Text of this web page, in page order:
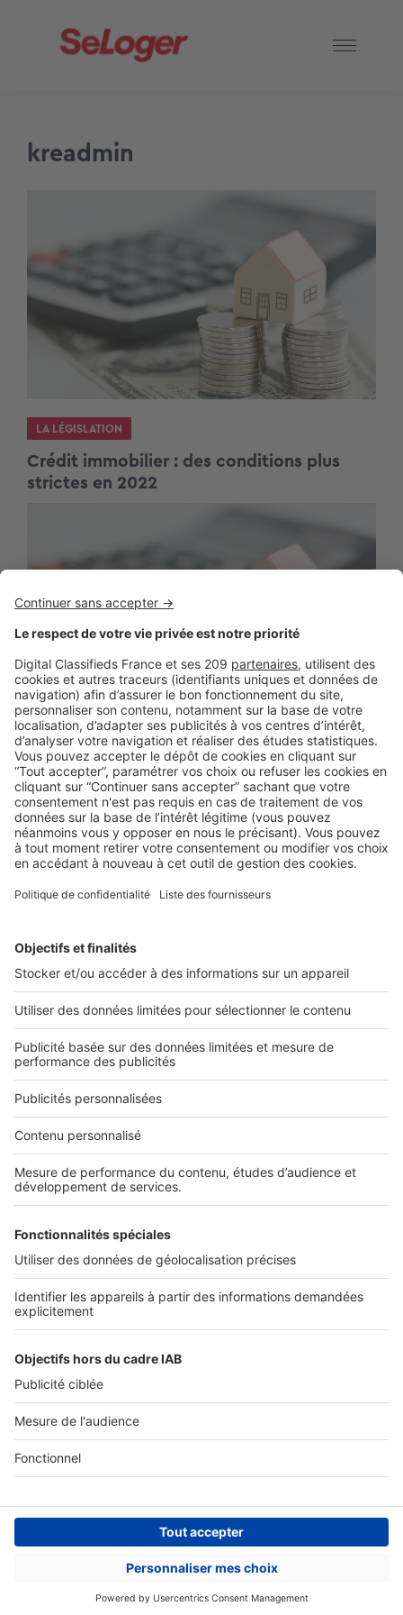
kreadmin
LA LÉGISLATION
Crédit immobilier : des conditions plus
strictes en 2022
LE TEST
Crédit immobilier : les banques seront
plus strictes sur les conditions
d’attribution en 2020
2 rue des Italiens 75009 Paris
01 53 38 80 00
Nos solutions pro
Actualités pro
Nous contacter
Connexion à My SeLoger Pro
Espace Presse
CGU-Paramétrer mes cookies